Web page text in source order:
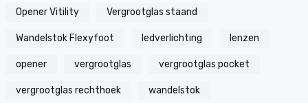
Opener Vitility Vergrootglas staand
Wandelstok Flexyfoot ledverlichting lenzen
opener vergrootglas vergrootglas pocket
vergrootglas rechthoek wandelstok